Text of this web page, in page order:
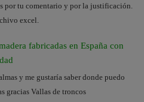
por tu comentario y por la justificación.
excel.
fabricadas en España con
y me gustaría saber donde puedo
gracias Vallas de troncos